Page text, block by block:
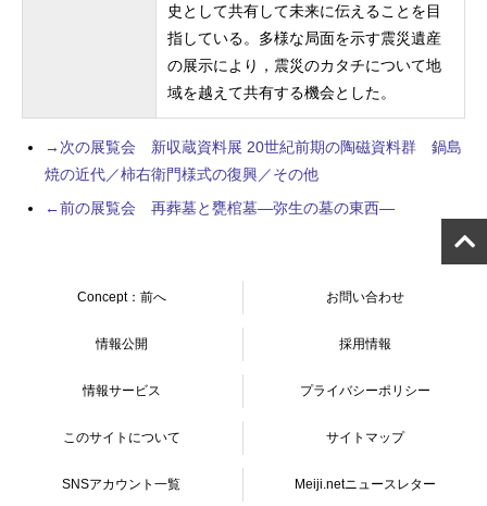
史として共有して未来に伝えることを目
指している。多様な局面を示す震災遺産
の展示により，震災のカタチについて地
域を越えて共有する機会とした。
→次の展覧会 新収蔵資料展 20世紀前期の陶磁資料群 鍋島
焼の近代／柿右衛門様式の復興／その他
←前の展覧会 再葬墓と甕棺墓—弥生の墓の東西—
Concept：前へ お問い合わせ
情報公開 採用情報
情報サービス プライバシーポリシー
このサイトについて サイトマップ
SNSアカウント一覧 Meiji.netニュースレター